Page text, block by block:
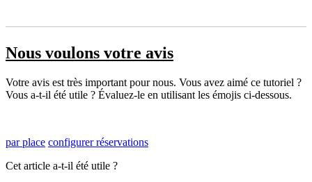
Nous voulons votre avis
Votre avis est très important pour nous. Vous avez aimé ce tutoriel ?
Vous a-t-il été utile ? Évaluez-le en utilisant les émojis ci-dessous.
par place configurer réservations
Cet article a-t-il été utile ?